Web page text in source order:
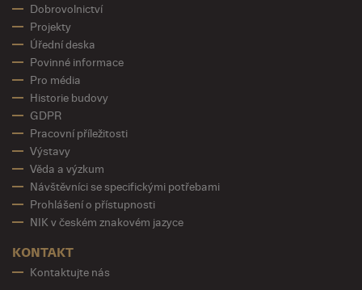
Dobrovolnictví
Projekty
Úřední deska
Povinné informace
Pro média
Historie budovy
GDPR
Pracovní příležitosti
Výstavy
Věda a výzkum
Návštěvníci se specifickými potřebami
Prohlášení o přístupnosti
NIK v českém znakovém jazyce
KONTAKT
Kontaktujte nás